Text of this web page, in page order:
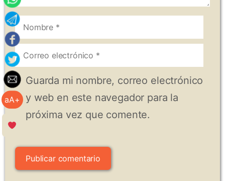
aA+
Nombre
Correo
electrónico
Guarda mi nombre, correo electrónico
y web en este navegador para la
próxima vez que comente.